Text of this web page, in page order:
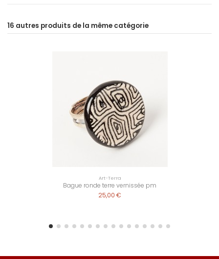
16 autres produits de la même catégorie
Art-Terra
Bague ronde terre vernissée pm
25,00 €